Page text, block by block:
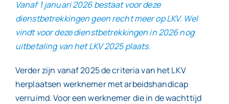
Vanaf 1 januari 2026 bestaat voor deze
dienstbetrekkingen geen recht meer op LKV. Wel
vindt voor deze dienstbetrekkingen in 2026 nog
uitbetaling van het LKV 2025 plaats.
Verder zijn vanaf 2025 de criteria van het LKV
herplaatsen werknemer met arbeidshandicap
verruimd. Voor een werknemer die in de wachttijd